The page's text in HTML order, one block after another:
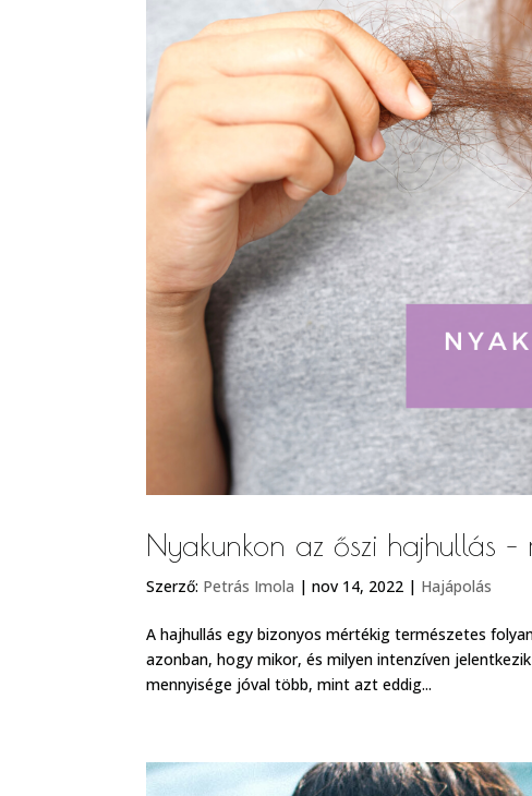
Nyakunkon az őszi hajhullás –
Szerző: Petrás Imola |nov 14, 2022 | Hajápolás
A hajhullás egy bizonyos mértékig természetes
azonban, hogy mikor, és milyen intenzíven
mennyisége jóval több, mint azt eddig...